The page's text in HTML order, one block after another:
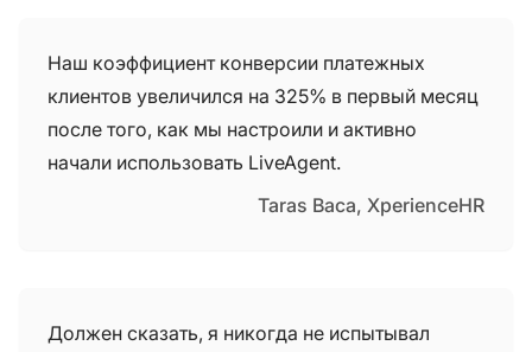
Наш коэффициент конверсии платежных
клиентов увеличился на 325% в первый месяц
после того, как мы настроили и активно
начали использовать LiveAgent.
Taras Baca, XperienceHR
Должен сказать, я никогда не испытывал